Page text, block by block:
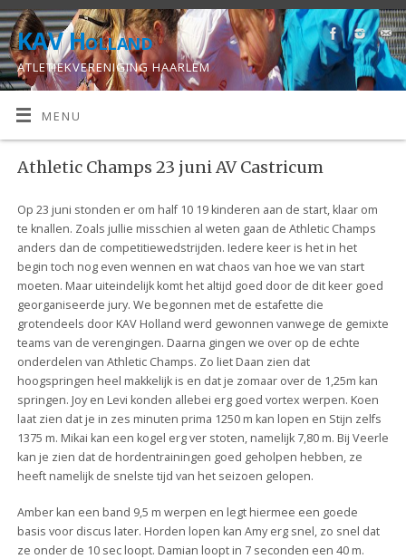
KAV Holland
ATLETIEKVERENIGING HAARLEM
MENU
Athletic Champs 23 juni AV Castricum
Op 23 juni stonden er om half 10 19 kinderen aan de start, klaar om
te knallen. Zoals jullie misschien al weten gaan de Athletic Champs
anders dan de competitiewedstrijden. Iedere keer is het in het
begin toch nog even wennen en wat chaos van hoe we van start
moeten. Maar uiteindelijk komt het altijd goed door de dit keer goed
georganiseerde jury. We begonnen met de estafette die
grotendeels door KAV Holland werd gewonnen vanwege de gemixte
teams van de verengingen. Daarna gingen we over op de echte
onderdelen van Athletic Champs. Zo liet Daan zien dat
hoogspringen heel makkelijk is en dat je zomaar over de 1,25m kan
springen. Joy en Levi konden allebei erg goed vortex werpen. Koen
laat zien dat je in zes minuten prima 1250 m kan lopen en Stijn zelfs
1375 m. Mikai kan een kogel erg ver stoten, namelijk 7,80 m. Bij Veerle
kan je zien dat de hordentrainingen goed geholpen hebben, ze
heeft namelijk de snelste tijd van het seizoen gelopen.
Amber kan een band 9,5 m werpen en legt hiermee een goede
basis voor discus later. Horden lopen kan Amy erg snel, zo snel dat
ze onder de 10 sec loopt. Damian loopt in 7 seconden een 40 m.